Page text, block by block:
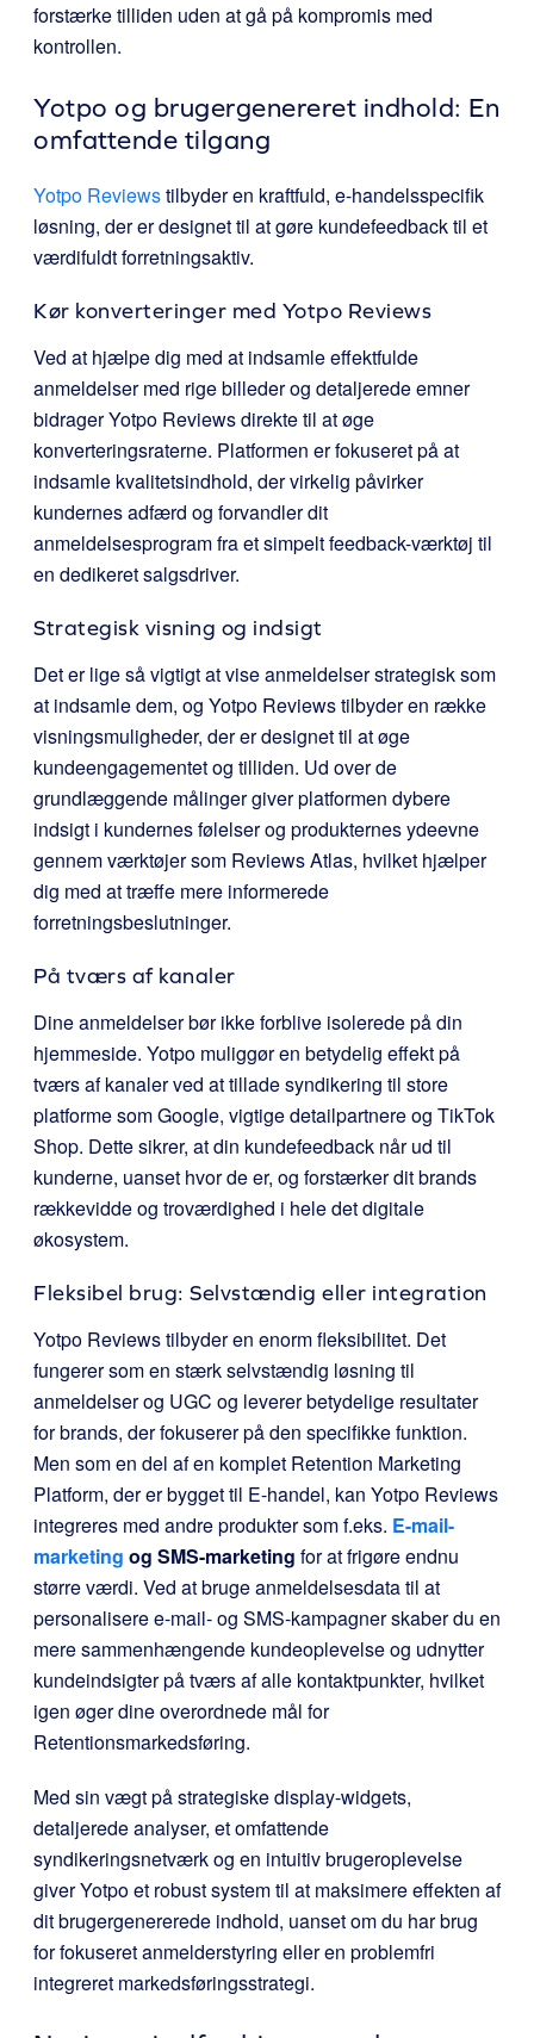
forstærke tilliden uden at gå på kompromis med
kontrollen.
Yotpo og brugergenereret indhold: En
omfattende tilgang
Yotpo Reviewstilbyder en kraftfuld, e-handelsspecifik
løsning, der er designet til at gøre kundefeedback til et
værdifuldt forretningsaktiv.
Kør konverteringer med Yotpo Reviews
Ved at hjælpe dig med at indsamle effektfulde
anmeldelser med rige billeder og detaljerede emner
bidrager Yotpo Reviews direkte til at øge
konverteringsraterne. Platformen er fokuseret på at
indsamle kvalitetsindhold, der virkelig påvirker
kundernes adfærd og forvandler dit
anmeldelsesprogram fra et simpelt feedback-værktøj til
en dedikeret salgsdriver.
Strategisk visning og indsigt
Det er lige så vigtigt at vise anmeldelser strategisk som
at indsamle dem, og Yotpo Reviews tilbyder en række
visningsmuligheder, der er designet til at øge
kundeengagementet og tilliden. Ud over de
grundlæggende målinger giver platformen dybere
indsigt i kundernes følelser og produkternes ydeevne
gennem værktøjer som Reviews Atlas, hvilket hjælper
dig med at træffe mere informerede
forretningsbeslutninger.
På tværs af kanaler
Dine anmeldelser bør ikke forblive isolerede på din
hjemmeside. Yotpo muliggør en betydelig effekt på
tværs af kanaler ved at tillade syndikering til store
platforme som Google, vigtige detailpartnere og TikTok
Shop. Dette sikrer, at din kundefeedback når ud til
kunderne, uanset hvor de er, og forstærker dit brands
rækkevidde og troværdighed i hele det digitale
økosystem.
Fleksibel brug: Selvstændig eller integration
Yotpo Reviews tilbyder en enorm fleksibilitet. Det
fungerer som en stærk selvstændig løsning til
anmeldelser og UGC og leverer betydelige resultater
for brands, der fokuserer på den specifikke funktion.
Men som en del af en komplet Retention Marketing
Platform, der er bygget til E-handel, kan Yotpo Reviews
integreres med andre produkter som f.eks. E-mail-
marketing og SMS-marketing for at frigøre endnu
større værdi. Ved at bruge anmeldelsesdata til at
personalisere e-mail- og SMS-kampagner skaber du en
mere sammenhængende kundeoplevelse og udnytter
kundeindsigter på tværs af alle kontaktpunkter, hvilket
igen øger dine overordnede mål for
Retentionsmarkedsføring.
Med sin vægt på strategiske display-widgets,
detaljerede analyser, et omfattende
syndikeringsnetværk og en intuitiv brugeroplevelse
giver Yotpo et robust system til at maksimere effekten af
dit brugergenererede indhold, uanset om du har brug
for fokuseret anmelderstyring eller en problemfri
integreret markedsføringsstrategi.